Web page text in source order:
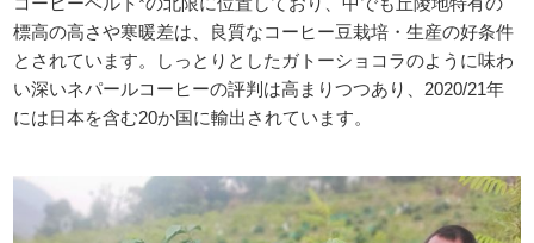
標高の高さや寒暖差は、良質なコーヒー豆栽培・生産の好条件
とされています。しっとりとしたガトーショコラのように味わ
い深いネパールコーヒーの評判は高まりつつあり、2020/21年
には日本を含む20か国に輸出されています。